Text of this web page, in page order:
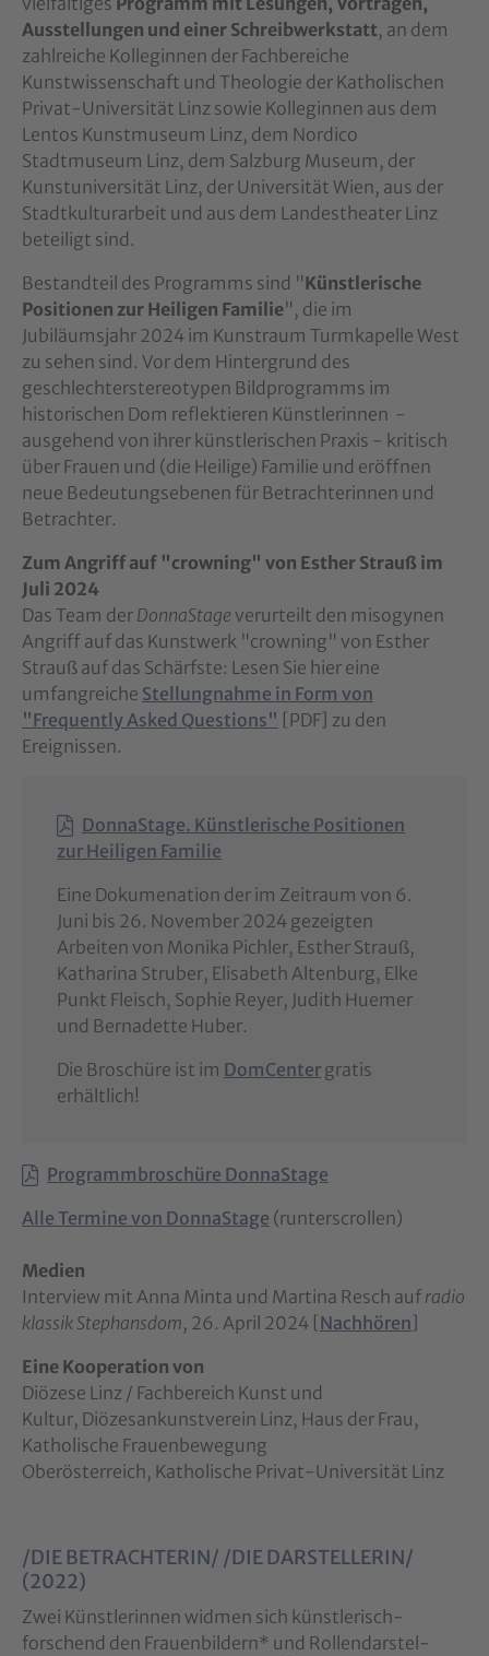
Ausstellungen und einer Schreibwerkstatt, an dem
zahlreiche Kolleginnen der Fachbereiche
Kunstwissenschaft und Theologie der Katholischen
Privat-Universität Linz sowie Kolleginnen aus dem
Lentos Kunstmuseum Linz, dem Nordico
Stadtmuseum Linz, dem Salzburg Museum, der
Kunstuniversität Linz, der Universität Wien, aus der
Stadtkulturarbeit und aus dem Landestheater Linz
beteiligt sind.
Bestandteil des Programms sind "Künstlerische
Positionen zur Heiligen Familie", die im
Jubiläumsjahr 2024 im Kunstraum Turmkapelle West
zu sehen sind. Vor dem Hintergrund des
geschlechterstereotypen Bildprogramms im
historischen Dom reflektieren Künstlerinnen -
ausgehend von ihrer künstlerischen Praxis - kritisch
über Frauen und (die Heilige) Familie und eröffnen
neue Bedeutungsebenen für Betrachterinnen und
Betrachter.
Zum Angriff auf "crowning" von Esther Strauß im
Juli 2024
Das Team der DonnaStage verurteilt den misogynen
Angriff auf das Kunstwerk "crowning" von Esther
Strauß auf das Schärfste: Lesen Sie hier eine
umfangreiche Stellungnahme in Form von
"Frequently Asked Questions" [PDF] zu den
Ereignissen.
DonnaStage. Künstlerische Positionen
zur Heiligen Familie
Eine Dokumenation der im Zeitraum von 6.
Juni bis 26. November 2024 gezeigten
Arbeiten von Monika Pichler, Esther Strauß,
Katharina Struber, Elisabeth Altenburg, Elke
Punkt Fleisch, Sophie Reyer, Judith Huemer
und Bernadette Huber.
Die Broschüre ist im DomCenter gratis
erhältlich!
Programmbroschüre DonnaStage
Alle Termine von DonnaStage (runterscrollen)
Medien
Interview mit Anna Minta und Martina Resch auf radio
klassik Stephansdom, 26. April 2024 [Nachhören]
Eine Kooperation von
Diözese Linz / Fachbereich Kunst und
Kultur, Diözesankunstverein Linz, Haus der Frau,
Katholische Frauenbewegung
Oberösterreich, Katholische Privat-Universität Linz
/DIE BETRACHTERIN/ /DIE DARSTELLERIN/
(2022)
Zwei Künstlerinnen widmen sich künstlerisch-
forschend den Frauenbildern* und Rollendarstel­